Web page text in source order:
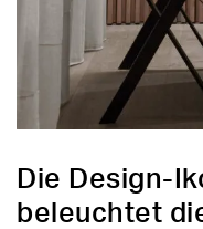
Die Design-
beleuchtet